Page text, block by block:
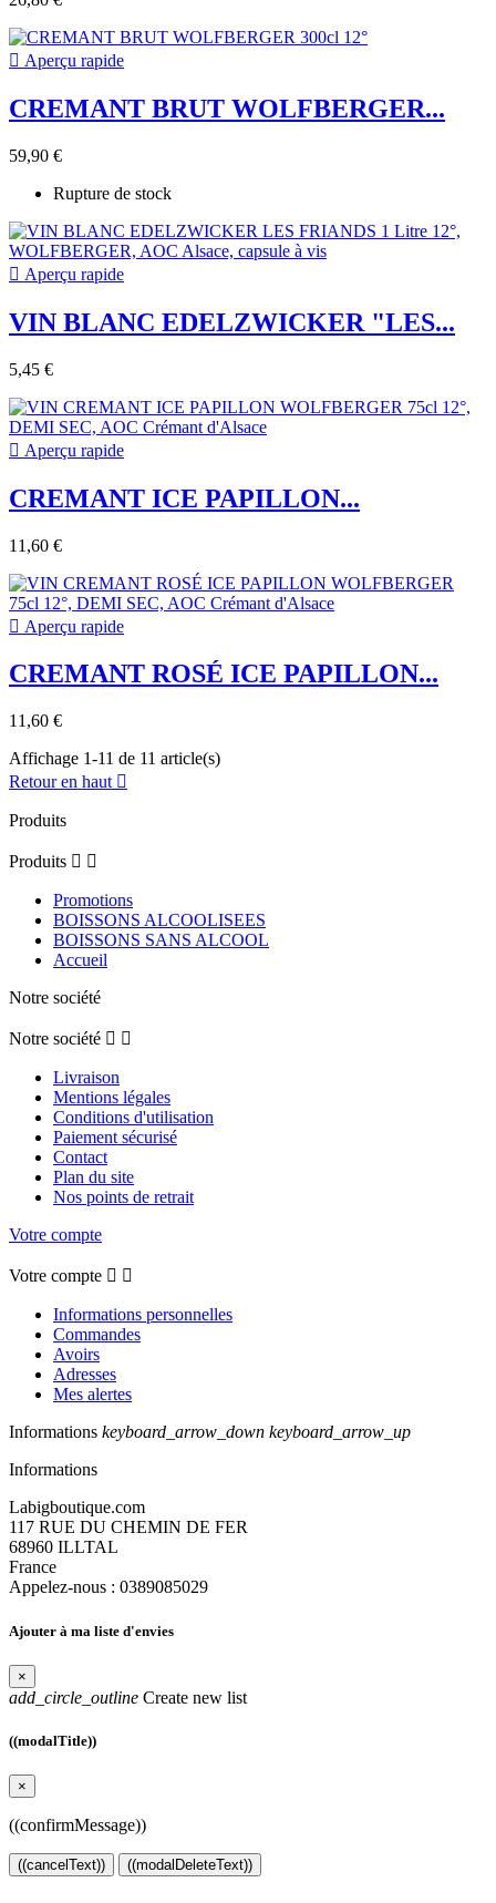
 Aperçu rapide
CREMANT BRUT WOLFBERGER...
59,90 €
Rupture de stock
 Aperçu rapide
VIN BLANC EDELZWICKER "LES...
5,45 €
 Aperçu rapide
CREMANT ICE PAPILLON...
11,60 €
 Aperçu rapide
CREMANT ROSÉ ICE PAPILLON...
11,60 €
Affichage 1-11 de 11 article(s)
Retour en haut 
Produits
Produits  
Promotions
BOISSONS ALCOOLISEES
BOISSONS SANS ALCOOL
Accueil
Notre société
Notre société  
Livraison
Mentions légales
Conditions d'utilisation
Paiement sécurisé
Contact
Plan du site
Nos points de retrait
Votre compte
Votre compte  
Informations personnelles
Commandes
Avoirs
Adresses
Mes alertes
Informations keyboard_arrow_down keyboard_arrow_up
Informations
Labigboutique.com
117 RUE DU CHEMIN DE FER
68960 ILLTAL
France
Appelez-nous : 0389085029
Ajouter à ma liste d'envies
×
add_circle_outline Create new list
((modalTitle))
×
((confirmMessage))
((cancelText)) ((modalDeleteText))